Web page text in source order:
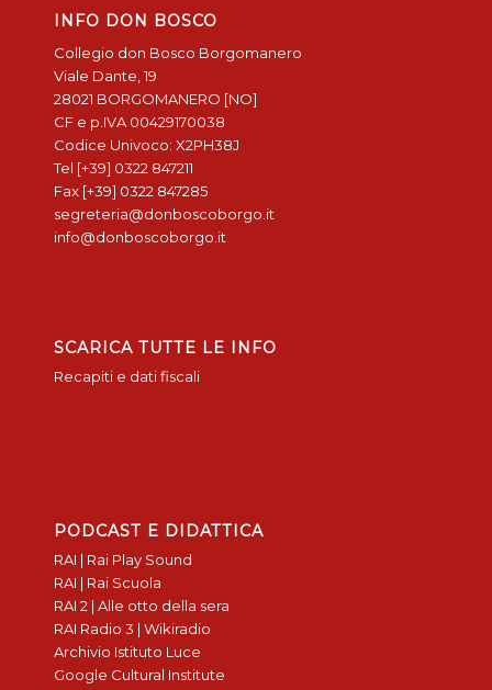
INFO DON BOSCO
Collegio don Bosco Borgomanero
Viale Dante, 19
28021 BORGOMANERO [NO]
CF e p.IVA 00429170038
Codice Univoco: X2PH38J
Tel [+39] 0322 847211
Fax [+39] 0322 847285
segreteria@donboscoborgo.it
info@donboscoborgo.it
SCARICA TUTTE LE INFO
Recapiti e dati fiscali
PODCAST E DIDATTICA
RAI | Rai Play Sound
RAI | Rai Scuola
RAI 2 | Alle otto della sera
RAI Radio 3 | Wikiradio
Archivio Istituto Luce
Google Cultural Institute